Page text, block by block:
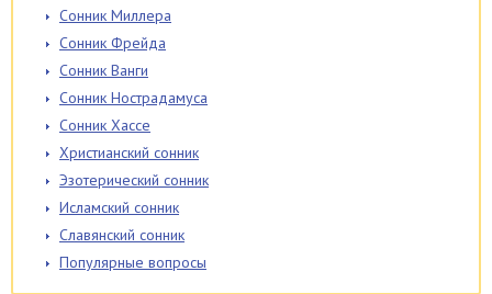
Сонник Миллера
Сонник Фрейда
Сонник Ванги
Сонник Нострадамуса
Сонник Хассе
Христианский сонник
Эзотерический сонник
Исламский сонник
Славянский сонник
Популярные вопросы